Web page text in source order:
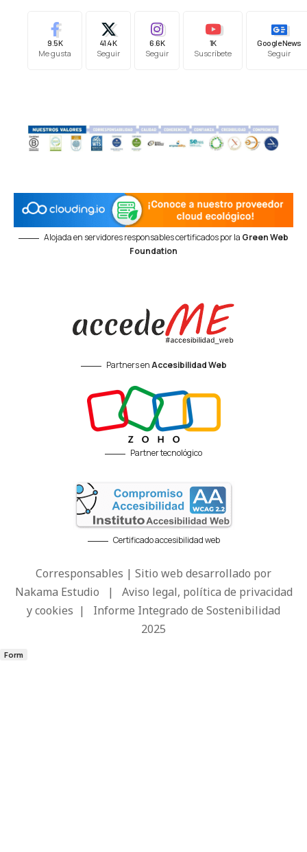
9.5K
Me gusta
41.4K
Seguir
6.6K
Seguir
1K
Suscríbete
Google News
Seguir
Alojada en servidores responsables certificados por la Green Web
Foundation
Partners enAccesibilidad Web
Partner tecnológico
Certificado accesibilidad web
Corresponsables | Sitio web desarrollado por
Nakama Estudio | Aviso legal, política de privacidad
y cookies | Informe Integrado de Sostenibilidad
2025
Form